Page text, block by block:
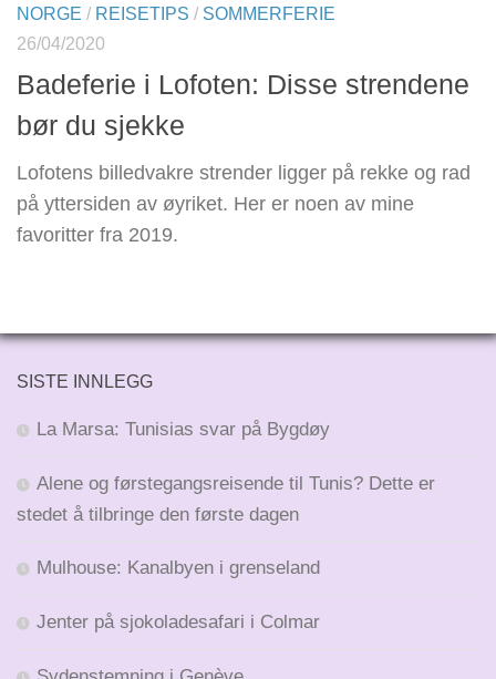
NORGE / REISETIPS / SOMMERFERIE
26/04/2020
Badeferie i Lofoten: Disse strendene
bør du sjekke
Lofotens billedvakre strender ligger på rekke og rad
på yttersiden av øyriket. Her er noen av mine
favoritter fra 2019.
SISTE INNLEGG
La Marsa: Tunisias svar på Bygdøy
Alene og førstegangsreisende til Tunis? Dette er
stedet å tilbringe den første dagen
Mulhouse: Kanalbyen i grenseland
Jenter på sjokoladesafari i Colmar